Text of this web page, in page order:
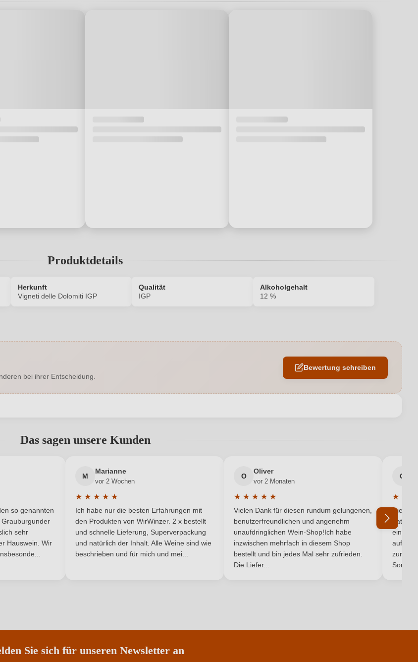
Produktdetails
Herkunft
Vigneti delle Dolomiti IGP
Qualität
IGP
Alkoholgehalt
12 %
EU
A524
adresse
(Pergolese) 7/B, 38076 Madruzzo, Italien
Qualität
Cuvée (Weiß) Region Trentino
Weinart Weißwein
Nährwertangaben
0.75 g
bei ihrer Entscheidung.
Bewertung schreiben
Ich habe mein Passwort vergessen
Das sagen unsere Kunden
von 5 von 5 Sternen
so genannten
sehr
Hauswein. Wir
M
Marianne
vor 2 Wochen
★ ★ ★ ★ ★
Durchschnittliche Bewertung von 5 von 5 Sternen
Ich habe nur die besten Erfahrungen mit
den Produkten von WirWinzer. 2 x bestellt
und schnelle Lieferung, Superverpackung
und natürlich der Inhalt. Alle Weine sind wie
beschrieben und für mich und mei...
O
Oliver
vor 2 Monaten
★ ★ ★ ★ ★
Durchschnittliche Bewertung von 5 von 5 Sternen
Vielen Dank für diesen rundum gelungenen,
benutzerfreundlichen und angenehm
unaufdringlichen Wein-Shop!Ich habe
inzwischen mehrfach in diesem Shop
bestellt und bin jedes Mal sehr zufrieden.
Die Liefer...
G
★ ★
Die
hat
einmal
auf
zurück
Son...
Sie sich für unseren Newsletter an